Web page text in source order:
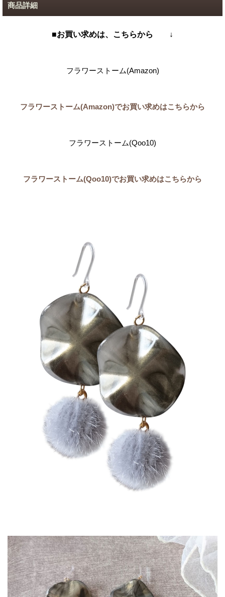
商品詳細
■お買い求めは、こちらから ↓
フラワーストーム(Amazon)
フラワーストーム(Amazon)でお買い求めはこちらから
フラワーストーム(Qoo10)
フラワーストーム(Qoo10)でお買い求めはこちらから